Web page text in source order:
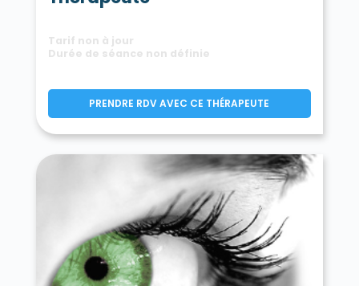
Tarif non à jour
Durée de séance non définie
PRENDRE RDV AVEC CE THÉRAPEUTE